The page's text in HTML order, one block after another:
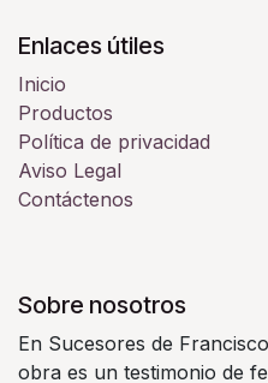
Enlaces útiles
Inicio
Productos
Política de privacidad
Aviso Legal
Contáctenos
Sobre nosotros
En Sucesores de
obra es un testimonio de